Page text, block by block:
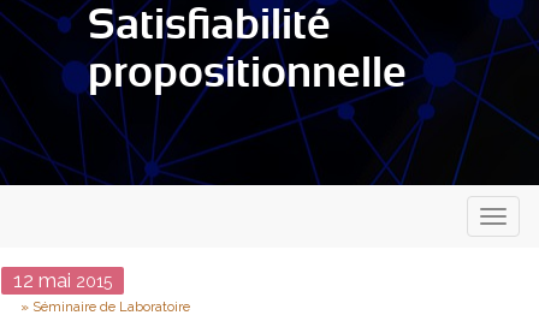
Satisfiabilité
propositionnelle
Date
12 mai 2015
Type
Séminaire de Laboratoire